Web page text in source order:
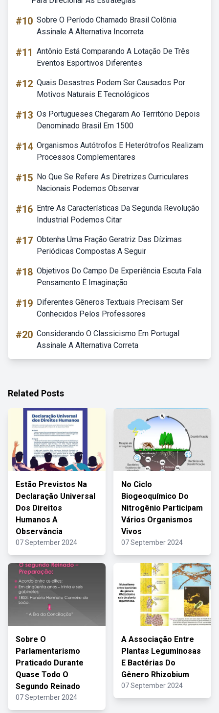
#10 Sobre O Período Chamado Brasil Colônia
Assinale A Alternativa Incorreta
#11 Antônio Está Comparando A Lotação De Três
Eventos Esportivos Diferentes
#12 Quais Desastres Podem Ser Causados Por
Motivos Naturais E Tecnológicos
#13 Os Portugueses Chegaram Ao Território Depois
Denominado Brasil Em 1500
#14 Organismos Autótrofos E Heterótrofos Realizam
Processos Complementares
#15 No Que Se Refere As Diretrizes Curriculares
Nacionais Podemos Observar
#16 Entre As Características Da Segunda Revolução
Industrial Podemos Citar
#17 Obtenha Uma Fração Geratriz Das Dízimas
Periódicas Compostas A Seguir
#18 Objetivos Do Campo De Experiência Escuta Fala
Pensamento E Imaginação
#19 Diferentes Gêneros Textuais Precisam Ser
Conhecidos Pelos Professores
#20 Considerando O Classicismo Em Portugal
Assinale A Alternativa Correta
Related Posts
Estão Previstos Na
Declaração Universal
Dos Direitos
Humanos A
Observância
07 September 2024
No Ciclo
Biogeoquímico Do
Nitrogênio Participam
Vários Organismos
Vivos
07 September 2024
Sobre O
Parlamentarismo
Praticado Durante
Quase Todo O
Segundo Reinado
07 September 2024
A Associação Entre
Plantas Leguminosas
E Bactérias Do
Gênero Rhizobium
07 September 2024